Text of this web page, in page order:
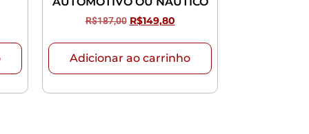
R$187,00 R$149,80
Adicionar ao carrinho